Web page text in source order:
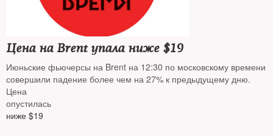
Цена на Brent упала ниже $19
Июньские фьючерсы на Brent на 12:30 по московскому времени
совершили падение более чем на 27% к предыдущему дню.
Цена
опустилась
ниже $19